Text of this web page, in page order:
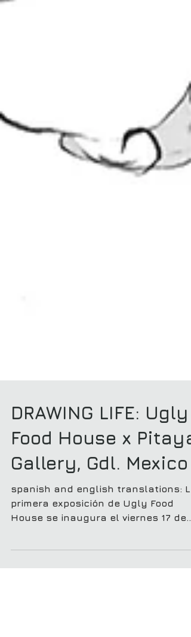
DRAWING LIFE: Ugly
Food House x Pitaya
Gallery, Gdl. Mexico
spanish and english translations: La
primera exposición de Ugly Food
agosto de 2018, en el corazón de...